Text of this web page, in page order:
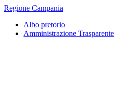
Regione Campania
Albo pretorio
Amministrazione Trasparente